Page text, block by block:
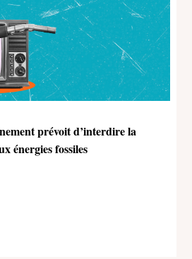
prévoit d’interdire la
énergies fossiles